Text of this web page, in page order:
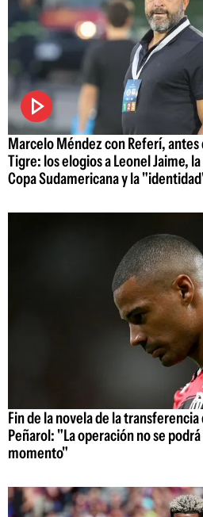
Marcelo Méndez con Referí,
Tigre: los elogios a Leonel Jaime,
Copa Sudamericana y la
Fin de la novela de la transferencia
Peñarol: "La operación no se
momento"